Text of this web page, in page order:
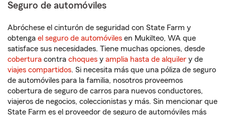
Seguro de automóviles
Abróchese el cinturón de seguridad con State Farm y
obtenga el seguro de automóviles en Mukilteo, WA que
satisface sus necesidades. Tiene muchas opciones, desde
cobertura contra choques y amplia hasta de alquiler y de
viajes compartidos. Si necesita más que una póliza de seguro
de automóviles para la familia, nosotros proveemos
cobertura de seguro de carros para nuevos conductores,
viajeros de negocios, coleccionistas y más. Sin mencionar que
State Farm es el proveedor de seguro de automóviles más